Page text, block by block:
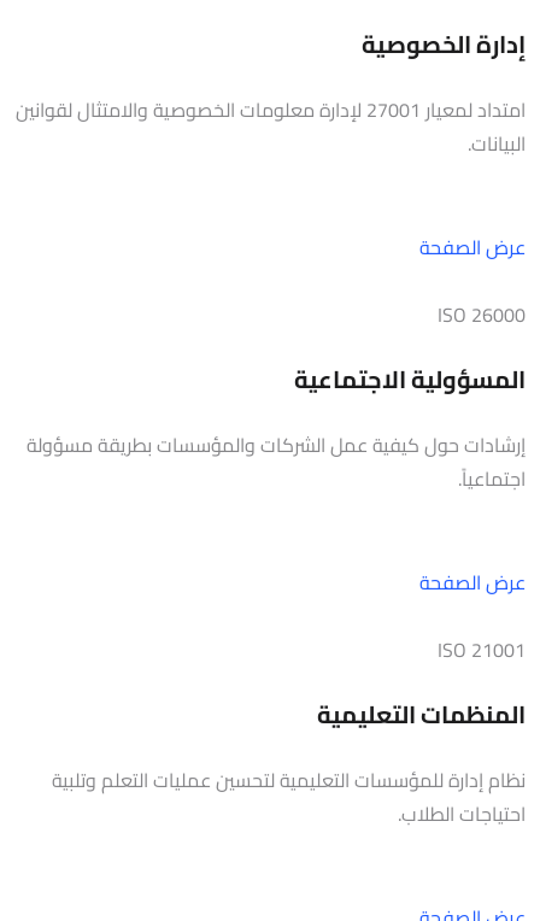
إدارة الخصوصية
امتداد لمعيار 27001 لإدارة معلومات الخصوصية والامتثال لقوانين
البيانات.
عرض الصفحة
ISO 26000
المسؤولية الاجتماعية
إرشادات حول كيفية عمل الشركات والمؤسسات بطريقة مسؤولة
اجتماعياً.
عرض الصفحة
ISO 21001
المنظمات التعليمية
نظام إدارة للمؤسسات التعليمية لتحسين عمليات التعلم وتلبية
احتياجات الطلاب.